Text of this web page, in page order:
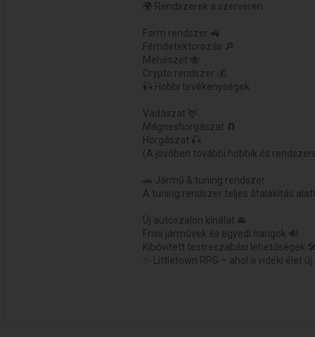
🌍 Rendszerek a szerveren
Farm rendszer 🚜
Fémdetektorozás 🔎
Méhészet 🐝
Crypto rendszer 💰
🎣 Hobbi tevékenységek
Vadászat 🦌
Mágneshorgászat 🧲
Horgászat 🎣
(A jövőben további hobbik és
🚗 Jármű & tuning rendszer
A tuning rendszer teljes átalakítás
Új autószalon kínálat 🚘
Friss járművek és egyedi hangok 🔊
Kibővített testreszabási lehetőségek
✨ Littletown RPG – ahol a vidéki élet